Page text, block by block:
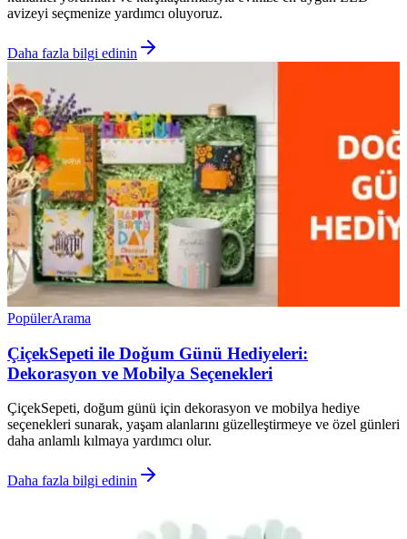
avizeyi seçmenize yardımcı oluyoruz.
Daha fazla bilgi edinin
PopülerArama
ÇiçekSepeti ile Doğum Günü Hediyeleri:
Dekorasyon ve Mobilya Seçenekleri
ÇiçekSepeti, doğum günü için dekorasyon ve mobilya hediye
seçenekleri sunarak, yaşam alanlarını güzelleştirmeye ve özel günleri
daha anlamlı kılmaya yardımcı olur.
Daha fazla bilgi edinin